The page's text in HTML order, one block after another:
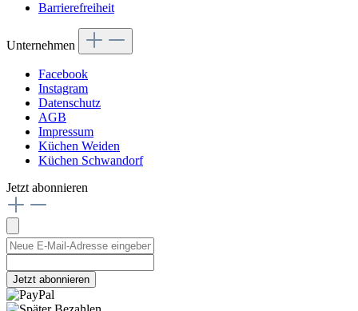
Barrierefreiheit
Unternehmen
Facebook
Instagram
Datenschutz
AGB
Impressum
Küchen Weiden
Küchen Schwandorf
Jetzt abonnieren
Jetzt abonnieren